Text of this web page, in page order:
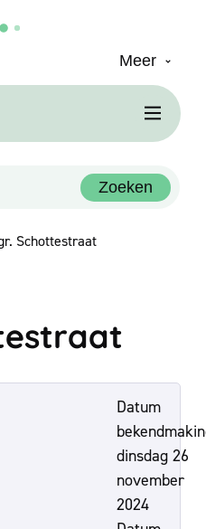
Meer
we jou helpen?
Zoeken
items
Schottestraat
Datum
dinsdag 26
november
2024